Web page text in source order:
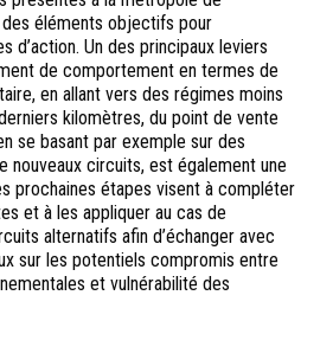
éléments objectifs pour
d’action. Un des principaux leviers
de comportement en termes de
en allant vers des régimes moins
kilomètres, du point de vente
se basant par exemple sur des
nouveaux circuits, est également une
prochaines étapes visent à compléter
et à les appliquer au cas de
alternatifs afin d’échanger avec
sur les potentiels compromis entre
et vulnérabilité des